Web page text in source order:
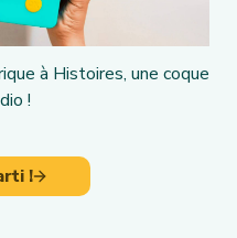
à Histoires, une coque
!
!